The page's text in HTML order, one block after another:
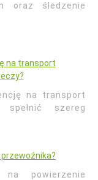
oraz śledzenie
na transport
na transport
spełnić szereg
powierzenie